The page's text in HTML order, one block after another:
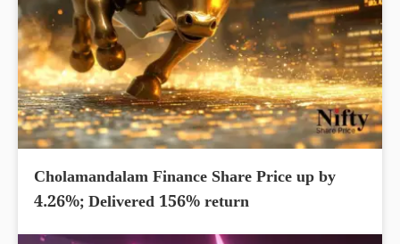
Cholamandalam Finance Share Price up by
4.26%; Delivered 156% return